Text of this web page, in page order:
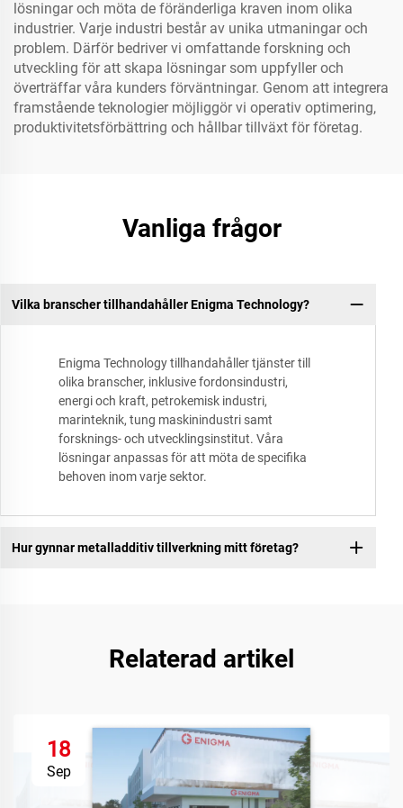
lösningar och möta de föränderliga kraven inom olika
industrier. Varje industri består av unika utmaningar och
problem. Därför bedriver vi omfattande forskning och
utveckling för att skapa lösningar som uppfyller och
överträffar våra kunders förväntningar. Genom att integrera
framstående teknologier möjliggör vi operativ optimering,
produktivitetsförbättring och hållbar tillväxt för företag.
Vanliga frågor
Vilka branscher tillhandahåller Enigma Technology?
Enigma Technology tillhandahåller tjänster till
olika branscher, inklusive fordonsindustri,
energi och kraft, petrokemisk industri,
marinteknik, tung maskinindustri samt
forsknings- och utvecklingsinstitut. Våra
lösningar anpassas för att möta de specifika
behoven inom varje sektor.
Hur gynnar metalladditiv tillverkning mitt företag?
Relaterad artikel
18
Sep